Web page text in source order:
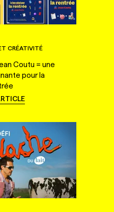
CRÉATIVITÉ
Coutu = une
pour la